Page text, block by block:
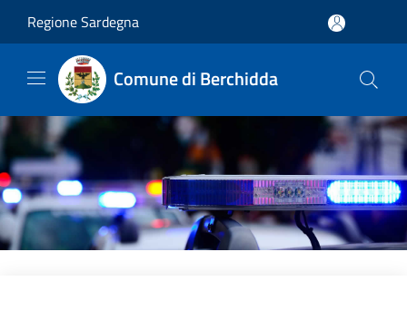
Regione Sardegna
Comune di Berchidda